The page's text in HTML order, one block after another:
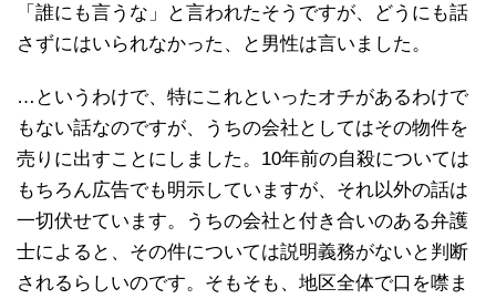
「誰にも言うな」と言われたそうですが、どうにも話
さずにはいられなかった、と男性は言いました。
…というわけで、特にこれといったオチがあるわけで
もない話なのですが、うちの会社としてはその物件を
売りに出すことにしました。10年前の自殺については
もちろん広告でも明示していますが、それ以外の話は
一切伏せています。うちの会社と付き合いのある弁護
士によると、その件については説明義務がないと判断
されるらしいのです。そもそも、地区全体で口を噤ま